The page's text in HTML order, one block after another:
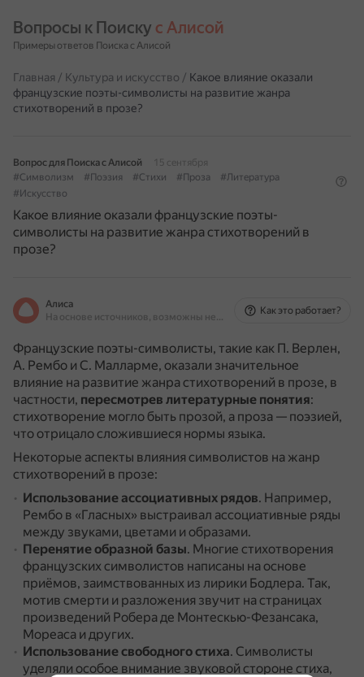
Вопросы к Поиску с Алисой
Примеры ответов Поиска с Алисой
Главная / Культура и искусство / Какое влияние оказали
французские поэты-символисты на развитие жанра
стихотворений в прозе?
Вопрос для Поиска с Алисой
15 сентября
#Символизм
#Поэзия #Стихи #Проза
#Литература
#Искусство
Какое влияние оказали французские поэты-
символисты на развитие жанра стихотворений в
прозе?
Алиса
На основе источников, возможны неточности
Как это работает?
Французские поэты-символисты, такие как П. Верлен,
А. Рембо и С. Малларме, оказали значительное
влияние на развитие жанра стихотворений в прозе, в
частности, пересмотрев литературные понятия:
стихотворение могло быть прозой, а проза — поэзией,
что отрицало сложившиеся нормы языка.
Некоторые аспекты влияния символистов на жанр
стихотворений в прозе:
Использование ассоциативных рядов. Например,
Рембо в «Гласных» выстраивал ассоциативные ряды
между звуками, цветами и образами.
Перенятие образной базы. Многие стихотворения
французских символистов написаны на основе
приёмов, заимствованных из лирики Бодлера. Так,
мотив смерти и разложения звучит на страницах
произведений Робера де Монтескью-Фезансака,
Мореаса и других.
Использование свободного стиха. Символисты
уделяли особое внимание звуковой стороне стиха,